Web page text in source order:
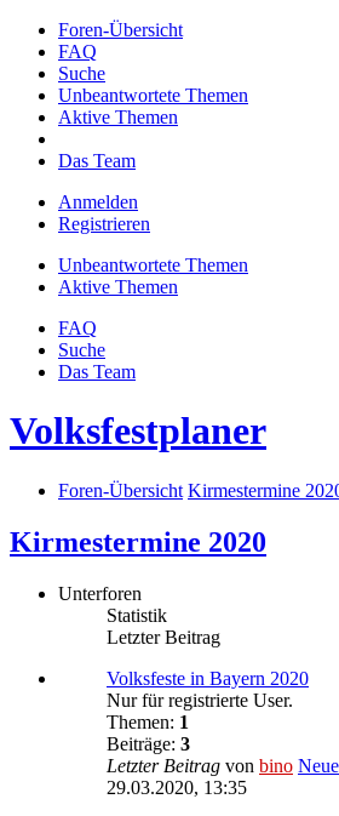
Foren-Übersicht
FAQ
Suche
Unbeantwortete Themen
Aktive Themen
Das Team
Anmelden
Registrieren
Unbeantwortete Themen
Aktive Themen
FAQ
Suche
Das Team
Volksfestplaner
Foren-Übersicht Kirmestermine
Kirmestermine 2020
Unterforen
Statistik
Letzter Beitrag
Volksfeste in Bayern 2020
Nur für registrierte User.
Themen: 1
Beiträge: 3
Letzter Beitrag von bino
29.03.2020, 13:35